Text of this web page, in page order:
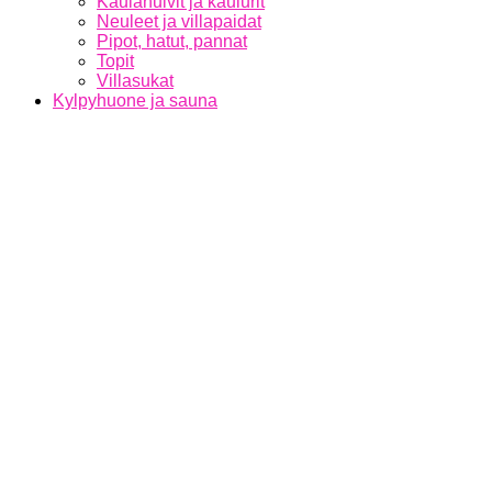
Neuleet ja villapaidat
Pipot, hatut, pannat
Topit
Villasukat
Kylpyhuone ja sauna